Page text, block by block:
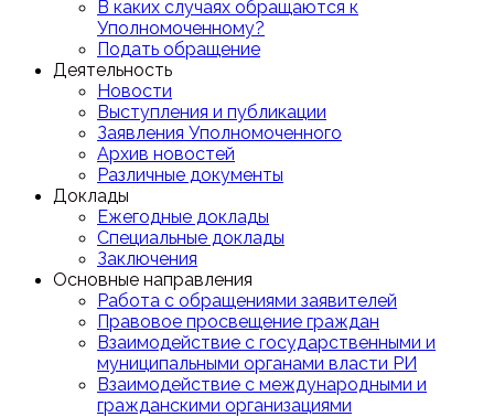
В каких случаях обращаются к
Уполномоченному?
Подать обращение
Деятельность
Новости
Выступления и публикации
Заявления Уполномоченного
Архив новостей
Различные документы
Доклады
Ежегодные доклады
Специальные доклады
Заключения
Основные направления
Работа с обращениями заявителей
Правовое просвещение граждан
Взаимодействие с государственными и
муниципальными органами власти РИ
Взаимодействие с международными и
гражданскими организациями